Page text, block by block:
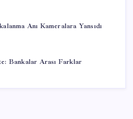
Anı Kameralara Yansıdı
Bankalar Arası Farklar